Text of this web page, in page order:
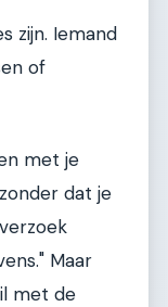
zijn. Iemand
of
met je
dat je
Maar
met de